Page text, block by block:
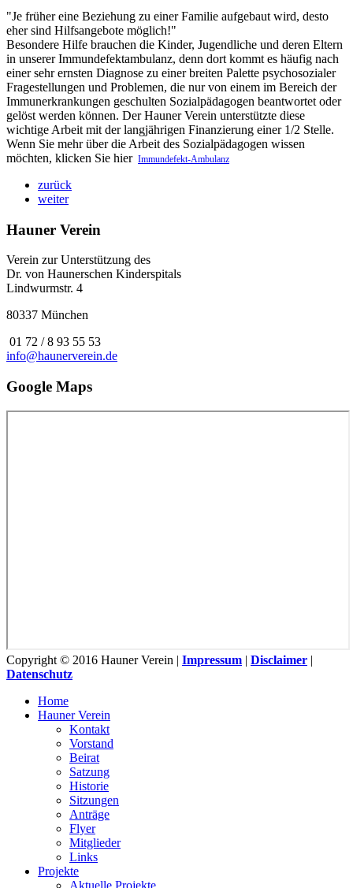
"Je früher eine Beziehung zu einer Familie aufgebaut wird, desto
eher sind Hilfsangebote möglich!"
Besondere Hilfe brauchen die Kinder, Jugendliche und deren Eltern
in unserer Immundefektambulanz, denn dort kommt es häufig nach
einer sehr ernsten Diagnose zu einer breiten Palette psychosozialer
Fragestellungen und Problemen, die nur von einem im Bereich der
Immunerkrankungen geschulten Sozialpädagogen beantwortet oder
gelöst werden können. Der Hauner Verein unterstützte diese
wichtige Arbeit mit der langjährigen Finanzierung einer 1/2 Stelle.
Wenn Sie mehr über die Arbeit des Sozialpädagogen wissen
möchten, klicken Sie hier Immundefekt-Ambulanz
zurück
weiter
Hauner Verein
Verein zur Unterstützung des
Dr. von Haunerschen Kinderspitals
Lindwurmstr. 4
80337 München
01 72 / 8 93 55 53
info@haunerverein.de
Google Maps
Copyright © 2016 Hauner Verein | Impressum | Disclaimer |
Datenschutz
Home
Hauner Verein
Kontakt
Vorstand
Beirat
Satzung
Historie
Sitzungen
Anträge
Flyer
Mitglieder
Links
Projekte
Aktuelle Projekte